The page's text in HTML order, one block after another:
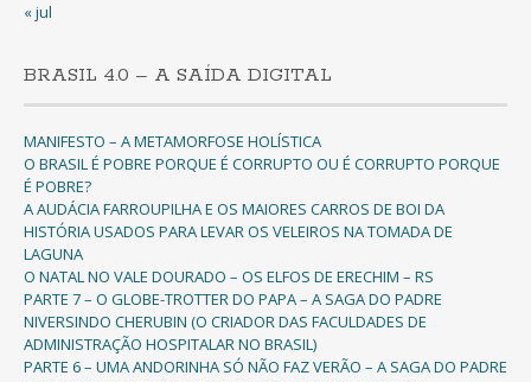
« jul
BRASIL 4.0 – A SAÍDA DIGITAL
MANIFESTO – A METAMORFOSE HOLÍSTICA
O BRASIL É POBRE PORQUE É CORRUPTO OU É CORRUPTO PORQUE
É POBRE?
A AUDÁCIA FARROUPILHA E OS MAIORES CARROS DE BOI DA
HISTÓRIA USADOS PARA LEVAR OS VELEIROS NA TOMADA DE
LAGUNA
O NATAL NO VALE DOURADO – OS ELFOS DE ERECHIM – RS
PARTE 7 – O GLOBE-TROTTER DO PAPA – A SAGA DO PADRE
NIVERSINDO CHERUBIN (O CRIADOR DAS FACULDADES DE
ADMINISTRAÇÃO HOSPITALAR NO BRASIL)
PARTE 6 – UMA ANDORINHA SÓ NÃO FAZ VERÃO – A SAGA DO PADRE